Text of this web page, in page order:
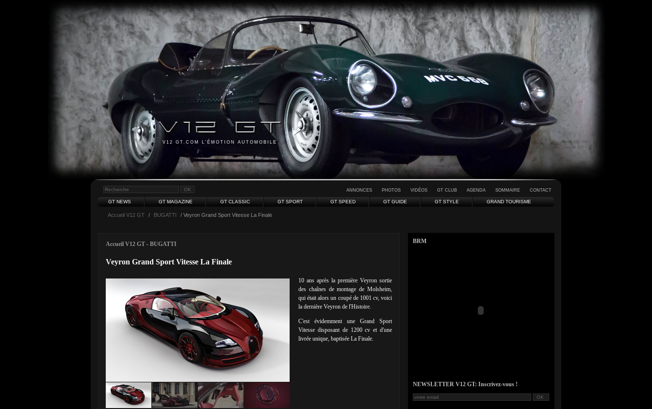
V12 GT.COM L'ÉMOTION AUTOMOBILE
ANNONCES PHOTOS VIDÉOS GT CLUB AGENDA SOMMAIRE CONTACT
GT NEWS GT MAGAZINE GT CLASSIC GT SPORT GT SPEED GT GUIDE GT STYLE GRAND TOURISME
Accueil V12 GT / BUGATTI / Veyron Grand Sport Vitesse La Finale
Accueil V12 GT - BUGATTI
Veyron Grand Sport Vitesse La Finale
10 ans après la première Veyron sortie
des chaînes de montage de Molsheim,
qui était alors un coupé de 1001 cv, voici
la dernière Veyron de l'Histoire.
C'est évidemment une Grand Sport
Vitesse disposant de 1200 cv et d'une
livrée unique, baptisée La Finale.
BRM
NEWSLETTER V12 GT: Inscrivez-vous !